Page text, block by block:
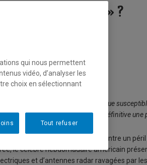
« cyberguerre » ?
aucune offensive cybernétique
de paix, le cyber serait-il en définitive une
à mettre le monde en garde contre un
le célèbre hebdomadaire américain
et d’antennes radar ravagées par
qui nous permettent
vidéo, d’analyser les
choix en sélectionnant
Tout refuser